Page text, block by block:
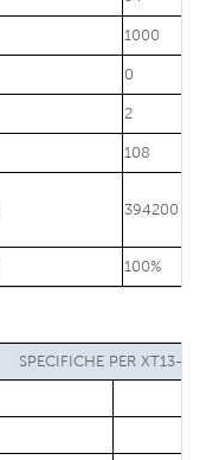
1000
0
2
108
394200
100%
SPECIFICHE PER XT13-